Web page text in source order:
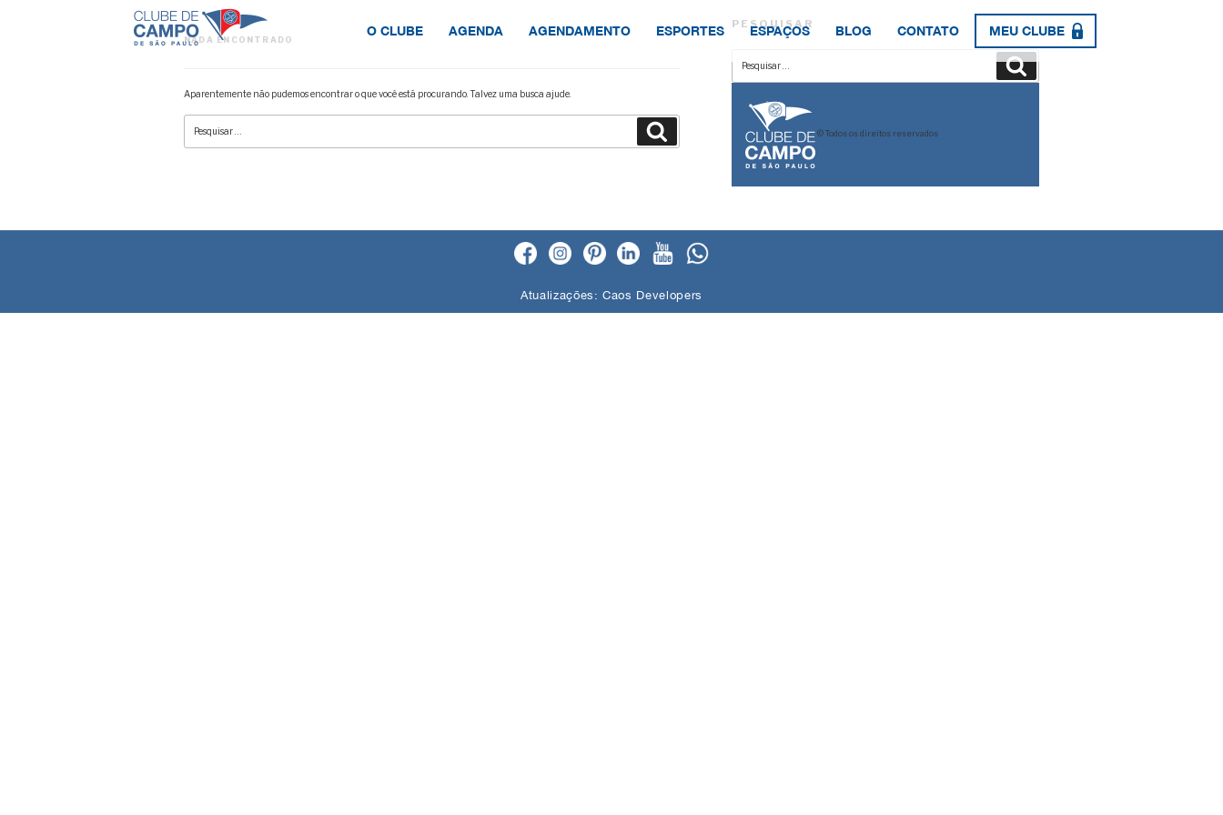
O CLUBE AGENDA AGENDAMENTO ESPORTES ESPAÇOS BLOG CONTATO MEU CLUBE
NADA ENCONTRADO
Aparentemente não pudemos encontrar o que você está procurando. Talvez uma busca ajude.
Pesquisar
por:
PESQUISAR
por:
Pesquisar
© Todos os direitos reservados
Atualizações:Caos Developers